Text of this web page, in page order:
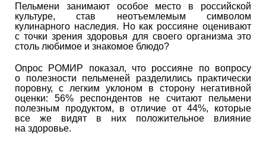
Пельмени занимают особое место в российской
культуре, став неотъемлемым символом
кулинарного наследия. Но как россияне оценивают
с точки зрения здоровья для своего организма это
столь любимое и знакомое блюдо?
Опрос РОМИР показал, что россияне по вопросу
о полезности пельменей разделились практически
поровну, с легким уклоном в сторону негативной
оценки: 56% респондентов не считают пельмени
полезным продуктом, в отличие от 44%, которые
все же видят в них положительное влияние
на здоровье.